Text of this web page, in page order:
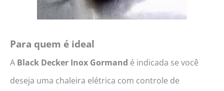
Para quem é ideal
A Black Decker Inox Gormand é indicada se você
deseja uma chaleira elétrica com controle de